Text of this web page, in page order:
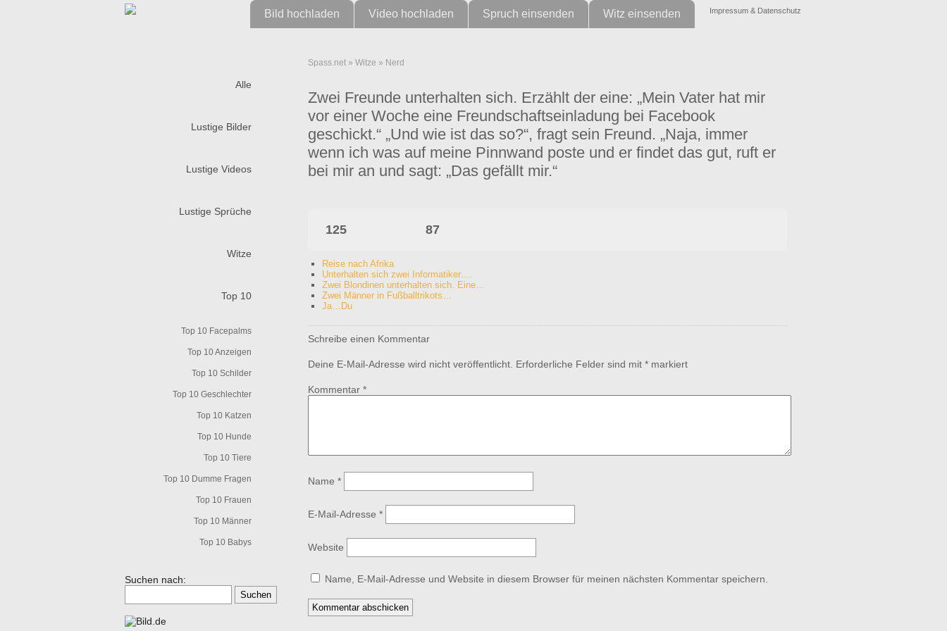
Impressum & Datenschutz
Bild hochladen Video hochladen Spruch einsenden Witz einsenden
Alle
Lustige Bilder
Lustige Videos
Lustige Sprüche
Witze
Top 10
Top 10 Facepalms
Top 10 Anzeigen
Top 10 Schilder
Top 10 Geschlechter
Top 10 Katzen
Top 10 Hunde
Top 10 Tiere
Top 10 Dumme Fragen
Top 10 Frauen
Top 10 Männer
Top 10 Babys
Suchen nach:
Spass.net » Witze » Nerd
Zwei Freunde unterhalten sich. Erzählt der eine: „Mein Vater hat mir
vor einer Woche eine Freundschaftseinladung bei Facebook
geschickt.“ „Und wie ist das so?“, fragt sein Freund. „Naja, immer
wenn ich was auf meine Pinnwand poste und er findet das gut, ruft er
bei mir an und sagt: „Das gefällt mir.“
125 87
Reise nach Afrika
Unterhalten sich zwei Informatiker….
Zwei Blondinen unterhalten sich. Eine…
Zwei Männer in Fußballtrikots…
Ja…Du
Schreibe einen Kommentar
Deine E-Mail-Adresse wird nicht veröffentlicht. Erforderliche Felder sind mit * markiert
Kommentar *
Name *
E-Mail-Adresse *
Website
Name, E-Mail-Adresse und Website in diesem Browser für meinen nächsten Kommentar speichern.